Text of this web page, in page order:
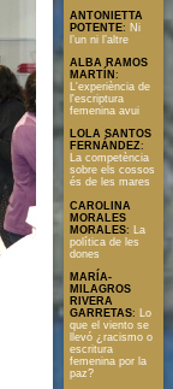
ANTONIETTA
POTENTE: Ni
l’un ni l’altre
ALBA RAMOS
MARTÍN :
L'experiència de
l'escriptura
femenina avui
LOLA SANTOS
FERNÁNDEZ:
La competència
sobre els cossos
és de les mares
CAROLINA
MORALES
MORALES:
La
política de les
dones
MARÍA-
MILAGROS
RIVERA
GARRETAS:
Lo
que el viento se
llevó ¿racismo o
escritura
femenina por la
paz?